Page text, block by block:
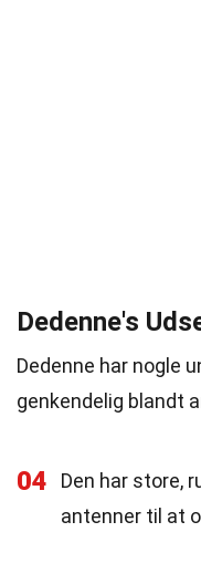
Dedenne's
Dedenne har nogle
genkendelig blandt
04
Den har store,
antenner til at